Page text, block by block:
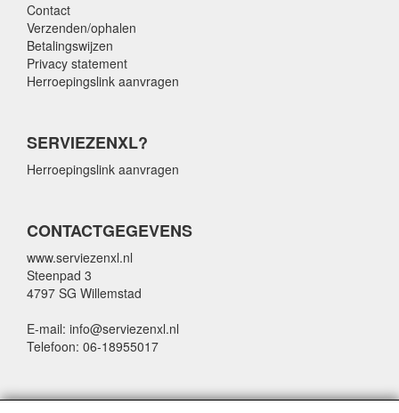
Contact
Verzenden/ophalen
Betalingswijzen
Privacy statement
Herroepingslink aanvragen
SERVIEZENXL?
Herroepingslink aanvragen
CONTACTGEGEVENS
www.serviezenxl.nl
Steenpad 3
4797 SG Willemstad
E-mail: info@serviezenxl.nl
Telefoon: 06-18955017